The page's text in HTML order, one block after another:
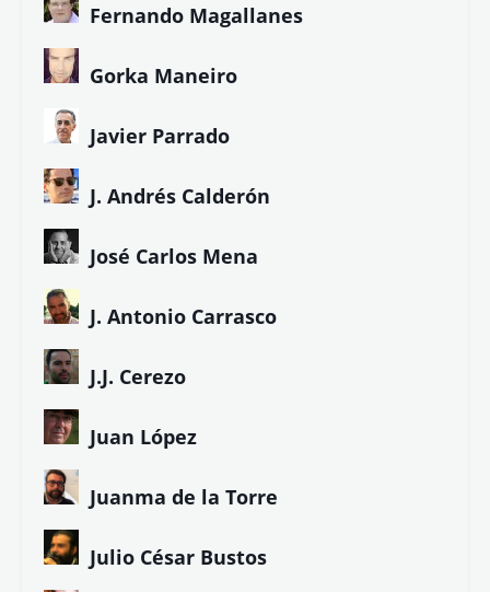
Fernando Magallanes
Gorka Maneiro
Javier Parrado
J. Andrés Calderón
José Carlos Mena
J. Antonio Carrasco
J.J. Cerezo
Juan López
Juanma de la Torre
Julio César Bustos